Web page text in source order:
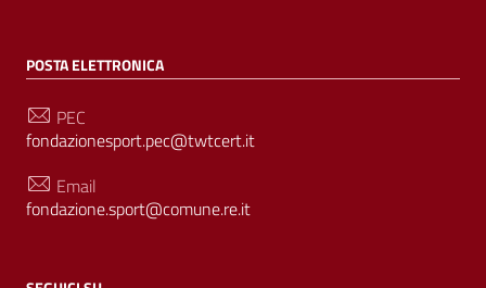
POSTA ELETTRONICA
PEC
fondazionesport.pec@twtcert.it
Email
fondazione.sport@comune.re.it